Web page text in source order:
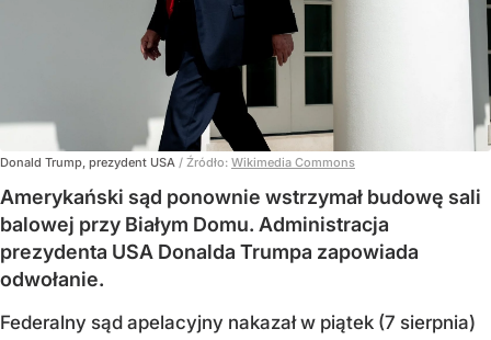
Donald Trump, prezydent USA / Źródło: Wikimedia Commons
Amerykański sąd ponownie wstrzymał budowę sali
balowej przy Białym Domu. Administracja
prezydenta USA Donalda Trumpa zapowiada
odwołanie.
Federalny sąd apelacyjny nakazał w piątek (7 sierpnia)